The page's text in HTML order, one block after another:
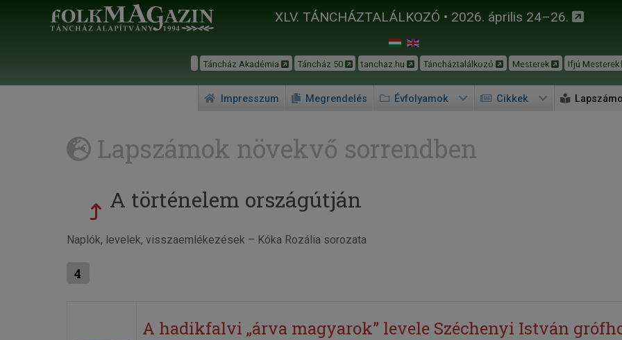
XLV. TÁNCHÁZTALÁLKOZÓ • 2026. április 24–26.
Táncház Akadémia Táncház 50 tanchaz.hu Táncháztalálkozó Mesterek Ifjú Mesterek
Impresszum Megrendelés Évfolyamok Cikkek
Lapszámok növekvő sorrendben
A történelem országútján
Naplók, levelek, visszaemlékezések – Kóka Rozália sorozata
4
A hadikfalvi „árva magyarok” levele Széchenyi István